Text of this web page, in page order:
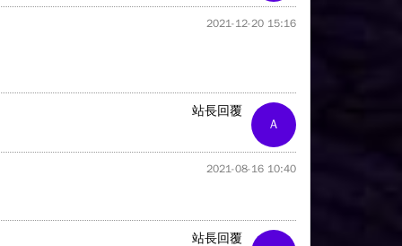
2021-12-20 15:16
A
站長回覆
2021-08-16 10:40
站長回覆